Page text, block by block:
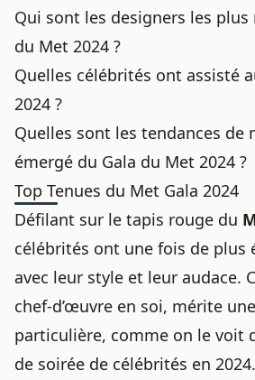
Qui sont les designers les plus
du Met 2024 ?
Quelles célébrités ont assisté
2024 ?
Quelles sont les tendances de
émergé du Gala du Met 2024 ?
Top Tenues du Met Gala 2024
Défilant sur le tapis rouge du
célébrités ont une fois de plus
avec leur style et leur audace.
chef-d’œuvre en soi, mérite
particulière, comme on le voit
de soirée de célébrités en 2024.